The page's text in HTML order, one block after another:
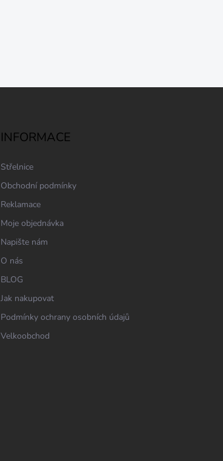
INFORMACE
Střelnice
Obchodní podmínky
Reklamace
Moje objednávka
Napište nám
O nás
BLOG
Jak nakupovat
Podmínky ochrany osobních údajů
Velkoobchod